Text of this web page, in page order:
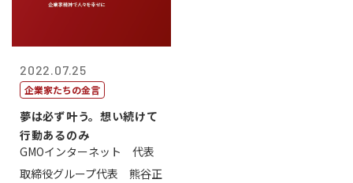
2022.07.25
企業家たちの金言
夢は必ず叶う。想い続けて
行動あるのみ
GMOインターネット 代表
取締役グループ代表 熊谷正